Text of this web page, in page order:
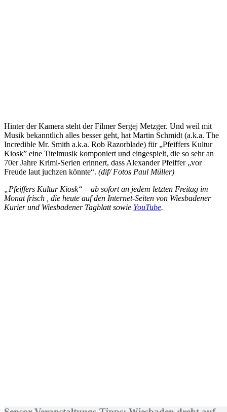
Hinter der Kamera steht der Filmer Sergej Metzger. Und weil mit
Musik bekanntlich alles besser geht, hat Martin Schmidt (a.k.a. The
Incredible Mr. Smith a.k.a. Rob Razorblade) für „Pfeiffers Kultur
Kiosk” eine Titelmusik komponiert und eingespielt, die so sehr an
70er Jahre Krimi-Serien erinnert, dass Alexander Pfeiffer „vor
Freude laut juchzen könnte“. (dif/ Fotos Paul Müller)
„Pfeiffers Kultur Kiosk“ – ab sofort an jedem letzten Freitag im
Monat frisch , die heute auf den Internet-Seiten von Wiesbadener
Kurier und Wiesbadener Tagblatt sowie YouTube.